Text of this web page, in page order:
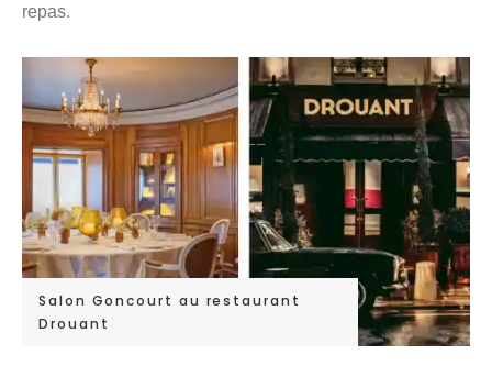
repas.
Salon Goncourt au restaurant
Drouant